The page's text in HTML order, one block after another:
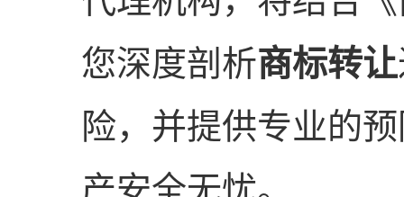
您深度剖析商标转让
险，并提供专业的